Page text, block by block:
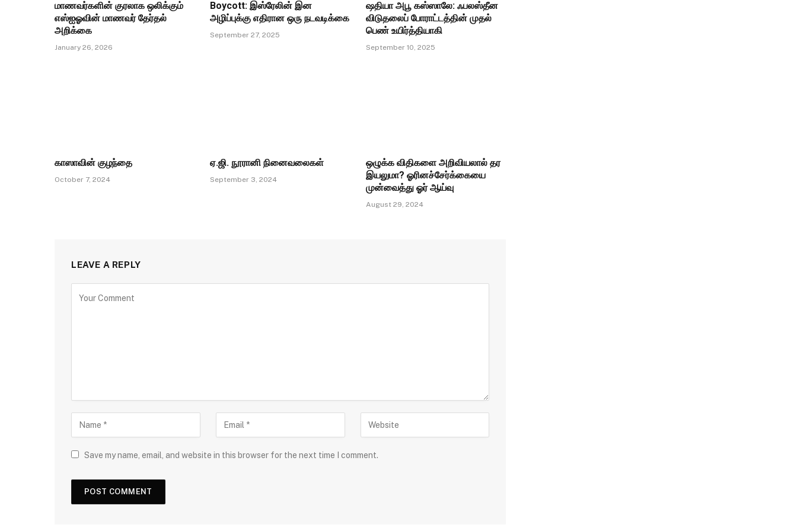
மாணவர்களின் குரலாக ஒலிக்கும்
எஸ்ஐஓவின் மாணவர் தேர்தல்
அறிக்கை
January 26, 2026
Boycott: இஸ்ரேலின் இன
அழிப்புக்கு எதிரான ஒரு நடவடிக்கை
September 27, 2025
ஷதியா அபூ கஸ்ஸாலே: ஃபலஸ்தீன
விடுதலைப் போராட்டத்தின் முதல்
பெண் உயிர்த்தியாகி
September 10, 2025
காஸாவின் குழந்தை
October 7, 2024
ஏ.ஜி. நூரானி நினைவலைகள்
September 3, 2024
ஒழுக்க விதிகளை அறிவியலால் தர
இயலுமா? ஓரினச்சேர்க்கையை
முன்வைத்து ஓர் ஆய்வு
August 29, 2024
LEAVE A REPLY
Save my name, email, and website in this browser for the next time I comment.